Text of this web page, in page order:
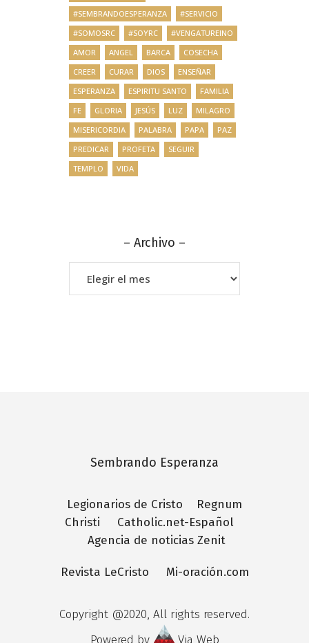
#SEMBRANDOESPERANZA
#SERVICIO
#SOMOSRC
#SOYRC
#VENGATUREINO
AMOR
ANGEL BARCA
COSECHA
CREER
CURAR DIOS
ENSEÑAR
ESPERANZA
ESPIRITU SANTO
FAMILIA
FE
GLORIA JESÚS LUZ
MILAGRO
MISERICORDIA
PALABRA PAPA
PAZ
PREDICAR
PROFETA
SEGUIR
TEMPLO
VIDA
– Archivo –
–
Archivo
–
Sembrando Esperanza
Legionarios de Cristo Regnum
Christi
Catholic.net-Español
Agencia de noticias Zenit
Revista LeCristo Mi-oración.com
Copyright @2020, All rights reserved.
Powered by
Via Web